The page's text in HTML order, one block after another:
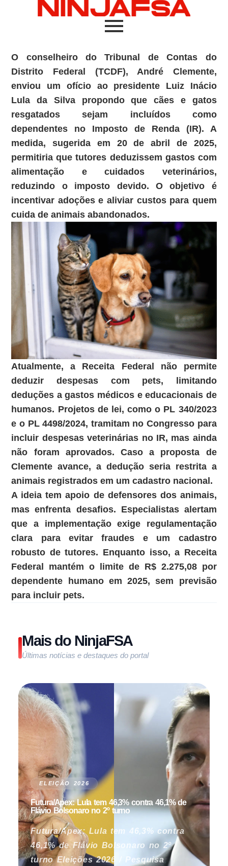
O conselheiro do Tribunal de Contas do
Distrito Federal (TCDF), André Clemente,
enviou um ofício ao presidente Luiz Inácio
Lula da Silva propondo que cães e gatos
resgatados sejam incluídos como
dependentes no Imposto de Renda (IR). A
medida, sugerida em 20 de abril de 2025,
permitiria que tutores deduzissem gastos com
alimentação e cuidados veterinários,
reduzindo o imposto devido. O objetivo é
incentivar adoções e aliviar custos para quem
cuida de animais abandonados.
Atualmente, a Receita Federal não permite
deduzir despesas com pets, limitando
deduções a gastos médicos e educacionais de
humanos. Projetos de lei, como o PL 340/2023
e o PL 4498/2024, tramitam no Congresso para
incluir despesas veterinárias no IR, mas ainda
não foram aprovados. Caso a proposta de
Clemente avance, a dedução seria restrita a
animais registrados em um cadastro nacional.
A ideia tem apoio de defensores dos animais,
mas enfrenta desafios. Especialistas alertam
que a implementação exige regulamentação
clara para evitar fraudes e um cadastro
robusto de tutores. Enquanto isso, a Receita
Federal mantém o limite de R$ 2.275,08 por
dependente humano em 2025, sem previsão
para incluir pets.
Mais do NinjaFSA
Últimas notícias e destaques do portal
ELEIÇÃO 2026
Futura/Apex: Lula tem 46,3% contra 46,1% de
Flávio Bolsonaro no 2º turno
Futura/Apex: Lula tem 46,3% contra
46,1% de Flávio Bolsonaro no 2º
turno Eleições 2026 / Pesquisa